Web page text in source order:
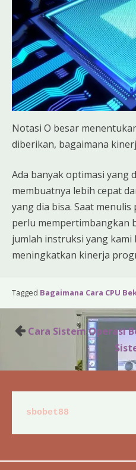
Notasi O besar
diberikan, bagaimana
Ada banyak optimasi yang
membuatnya lebih cepat
yang dia bisa. Saat
perlu mempertimbangkan
jumlah instruksi yang kami
meningkatkan kinerja
Tagged Bagaimana Cara CPU
Post
navigation
Cara Sistem Operasi
sbobet88